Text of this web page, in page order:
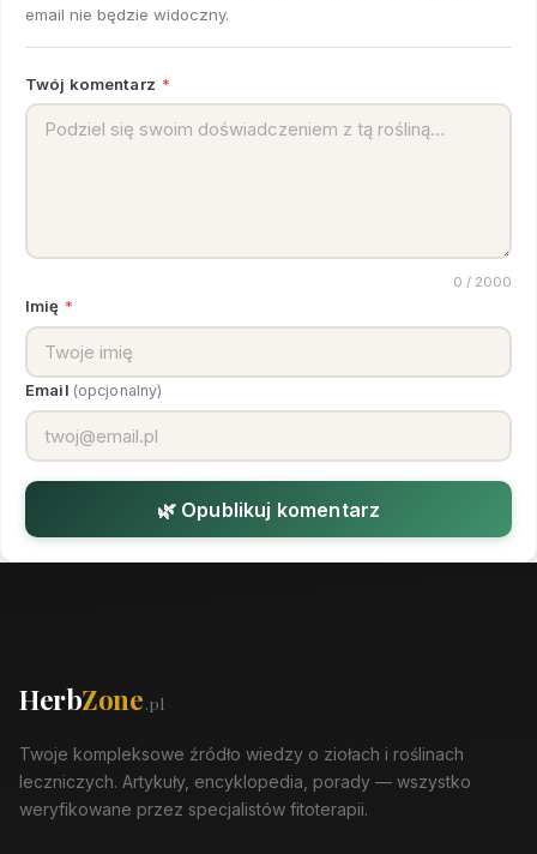
email nie będzie widoczny.
Twój komentarz *
0 / 2000
Imię *
Email (opcjonalny)
🌿 Opublikuj komentarz
HerbZone.pl
Twoje kompleksowe źródło wiedzy o ziołach i roślinach
leczniczych. Artykuły, encyklopedia, porady — wszystko
weryfikowane przez specjalistów fitoterapii.